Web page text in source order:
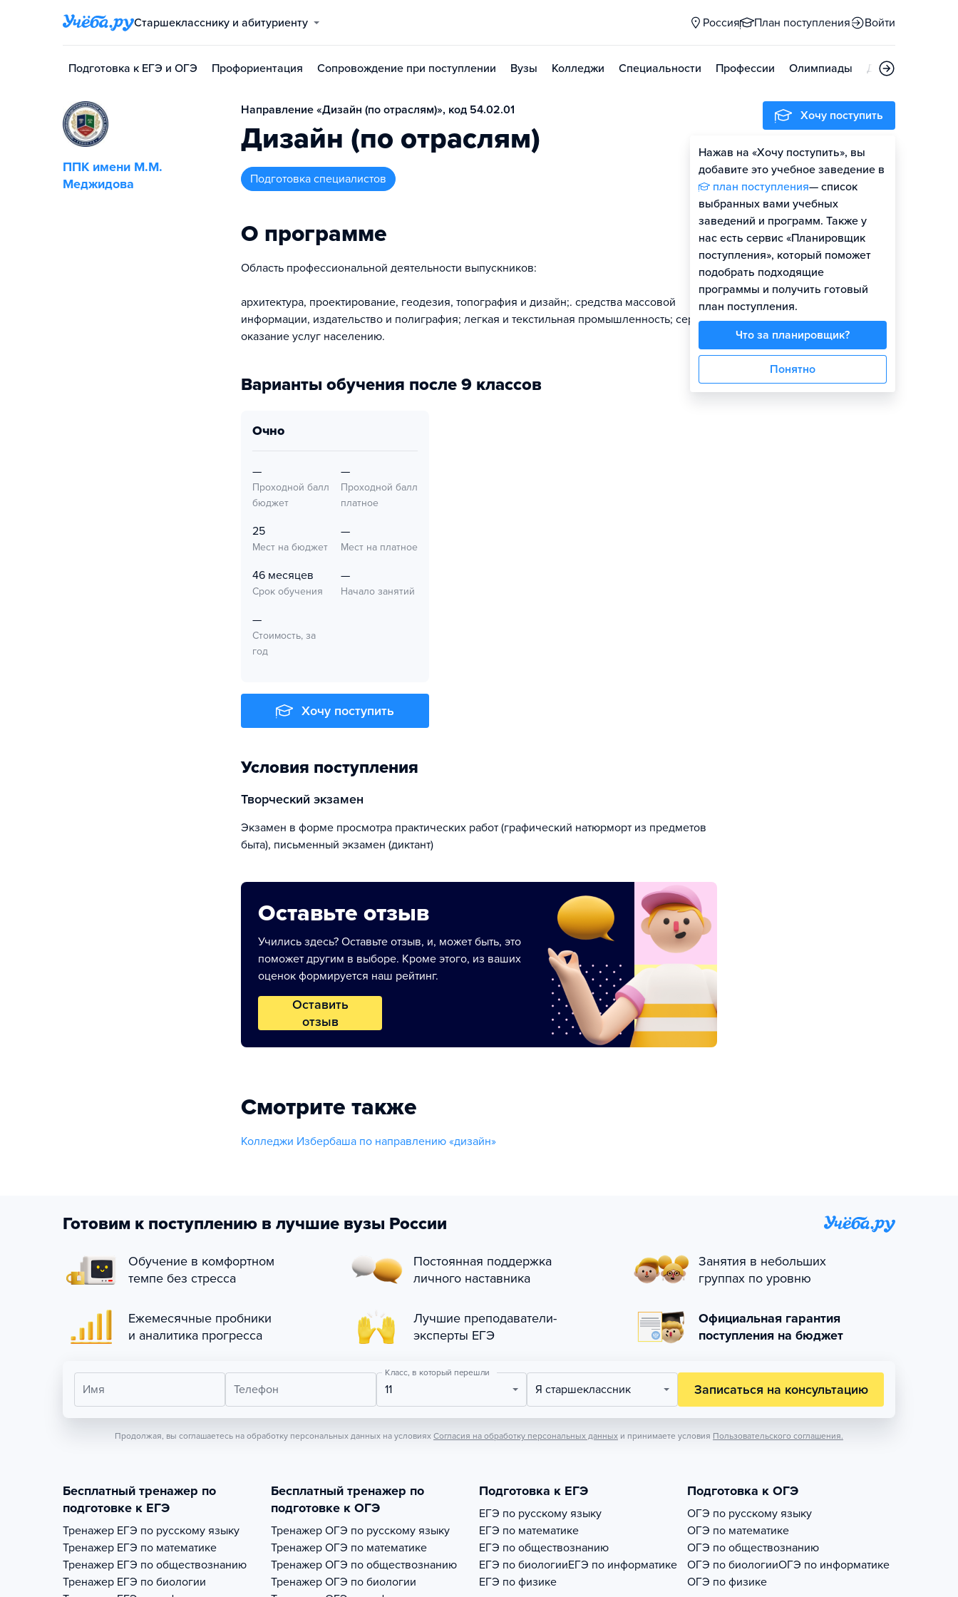
Старшекласснику и абитуриенту Россия План поступления Войти
Подготовка к ЕГЭ и ОГЭ Профориентация Сопровождение при поступлении Вузы Колледжи Специальности Профессии Олимпиады Дни открытых
ППК имени М.М.
Меджидова
Направление «Дизайн (по отраслям)», код 54.02.01
Дизайн (по отраслям)
подготовка специалистов
О программе
Область профессиональной деятельности выпускников:
архитектура, проектирование, геодезия, топография и дизайн;. средства массовой
информации, издательство и полиграфия; легкая и текстильная промышленность; сервис,
оказание услуг населению.
Варианты обучения после 9 классов
очно
—
Проходной балл
бюджет
—
Проходной балл
платное
25
Мест на бюджет
—
Мест на платное
46 месяцев
Срок обучения
—
Начало занятий
—
Стоимость, за
год
Хочу поступить
Условия поступления
творческий экзамен
экзамен в форме просмотра практических работ (графический натюрморт из предметов
быта), письменный экзамен (диктант)
Оставьте отзыв
Учились здесь? Оставьте отзыв, и, может быть, это
поможет другим в выборе. Кроме этого, из ваших
оценок формируется наш рейтинг.
Оставить
отзыв
Смотрите также
Колледжи Избербаша по направлению «дизайн»
Хочу поступить
Нажав на «Хочу поступить», вы
добавите это учебное заведение в
план поступления— список
выбранных вами учебных
заведений и программ. Также у
нас есть сервис «Планировщик
поступления», который поможет
подобрать подходящие
программы и получить готовый
план поступления.
Что за планировщик?
Понятно
Готовим к поступлению в лучшие вузы России
Обучение в комфортном
темпе без стресса
Постоянная поддержка
личного наставника
Занятия в небольших
группах по уровню
Ежемесячные пробники
и аналитика прогресса
Лучшие преподаватели-
эксперты ЕГЭ
Официальная гарантия
поступления на бюджет
Имя Телефон
Класс, в который перешли
11 Я старшеклассник Записаться на консультацию
Продолжая, вы соглашаетесь на обработку персональных данных на условиях Согласия на обработку персональных данных и принимаете условия Пользовательского соглашения.
Бесплатный тренажер по
подготовке к ЕГЭ
Тренажер ЕГЭ по русскому языку
Тренажер ЕГЭ по математике
Тренажер ЕГЭ по обществознанию
Тренажер ЕГЭ по биологии
Бесплатный тренажер по
подготовке к ОГЭ
Тренажер ОГЭ по русскому языку
Тренажер ОГЭ по математике
Тренажер ОГЭ по обществознанию
Тренажер ОГЭ по биологии
Подготовка к ЕГЭ
ЕГЭ по русскому языку
ЕГЭ по математике
ЕГЭ по обществознанию
ЕГЭ по биологииЕГЭ по информатике
ЕГЭ по физике
Подготовка к ОГЭ
ОГЭ по русскому языку
ОГЭ по математике
ОГЭ по обществознанию
ОГЭ по биологииОГЭ по информатике
ОГЭ по физике